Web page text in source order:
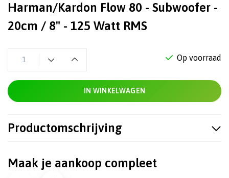
Harman/Kardon Flow 80 - Subwoofer -
20cm / 8" - 125 Watt RMS
Op voorraad
IN WINKELWAGEN
Productomschrijving
Maak je aankoop compleet